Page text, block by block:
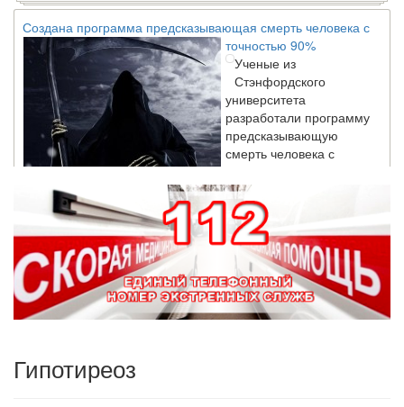
Создана программа предсказывающая смерть человека с
точностью 90%
Ученые из
Стэнфордского
университета
разработали программу
предсказывающую
смерть человека с
высокой точностью.
Зарплата врачей в 2018 году превысит средний доход
россиян в два раза
Глава Минздрава РФ
Вероника Скворцова
опровергла
сообщение о падении
Гипотиреоз